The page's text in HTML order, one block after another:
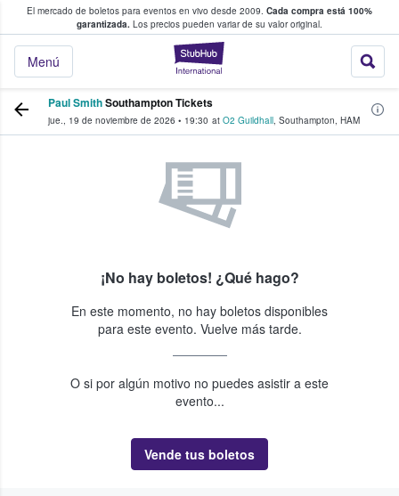
El mercado de boletos para eventos en vivo desde 2009. Cada compra está 100%
garantizada. Los precios pueden variar de su valor original.
StubHub: donde
Menú
fans compran y venden boletos
Paul SmithSouthampton Tickets
jue., 19 de noviembre de 2026 • 19:30 at O2 Guildhall, Southampton, HAM
¡No hay boletos! ¿Qué hago?
En este momento, no hay boletos disponibles
para este evento. Vuelve más tarde.
O si por algún motivo no puedes asistir a este
evento...
Vende tus boletos